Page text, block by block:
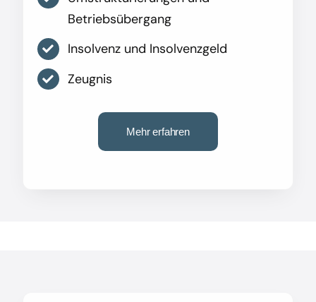
Betriebsübergang
Insolvenz und Insolvenzgeld
Zeugnis
Mehr erfahren